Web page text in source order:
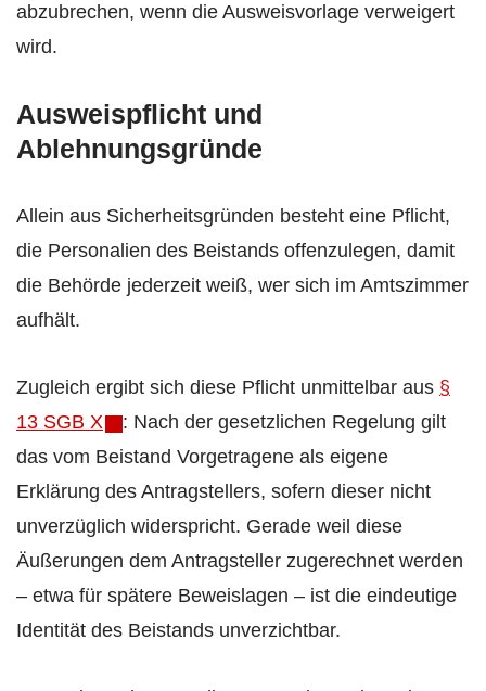
abzubrechen, wenn die Ausweisvorlage verweigert
wird.
Ausweispflicht und
Ablehnungsgründe
Allein aus Sicherheitsgründen besteht eine Pflicht,
die Personalien des Beistands offenzulegen, damit
die Behörde jederzeit weiß, wer sich im Amtszimmer
aufhält.
Zugleich ergibt sich diese Pflicht unmittelbar aus §
13 SGB X
: Nach der gesetzlichen Regelung gilt
das vom Beistand Vorgetragene als eigene
Erklärung des Antragstellers, sofern dieser nicht
unverzüglich widerspricht. Gerade weil diese
Äußerungen dem Antragsteller zugerechnet werden
– etwa für spätere Beweislagen – ist die eindeutige
Identität des Beistands unverzichtbar.